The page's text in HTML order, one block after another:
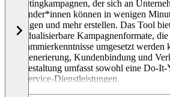
Marketingkampagnen, der sich an
Anwender*innen können in wenigen
Umfragen und mehr erstellen. Das Tool
individualisierbare Kampagnenformate,
Programmierkenntnisse umgesetzt
Leadgenerierung, Kundenbindung und
Preisgestaltung umfasst sowohl eine Do-
Full-Service-Dienstleistungen.